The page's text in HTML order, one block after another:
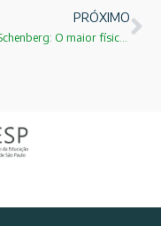
PRÓXIMO
Mário Schenberg: O maior físico teórico do Brasil!